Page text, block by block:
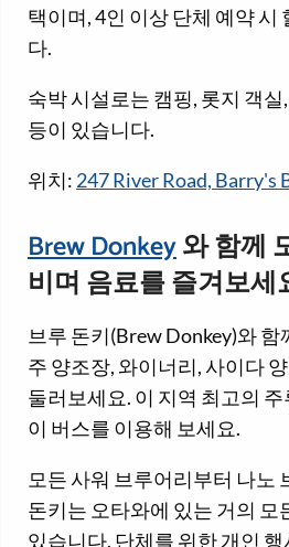
택이며, 4인 이상 단체 예약 시
다.
숙박 시설로는 캠핑, 롯지 객
등이 있습니다.
위치: 247 River Road, Barry's
Brew Donkey와 함께
비며 음료를 즐겨보세
브루 돈키(Brew Donkey)와 함
주 양조장, 와이너리, 사이다
둘러보세요. 이 지역 최고의
이 버스를 이용해 보세요.
모든 사워 브루어리부터 나노
돈키는 오타와에 있는 거의 모
있습니다. 단체를 위한 개인